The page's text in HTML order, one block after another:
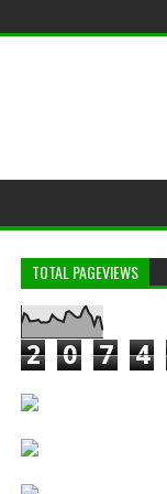
TOTAL PAGEVIEWS
2 0 7 4